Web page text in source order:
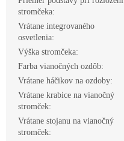
stromčeka:
Vrátane integrovaného
osvetlenia:
Výška stromčeka:
Farba vianočných ozdôb:
Vrátane háčikov na ozdoby:
Vrátane krabice na vianočný
stromček:
Vrátane stojanu na vianočný
stromček: